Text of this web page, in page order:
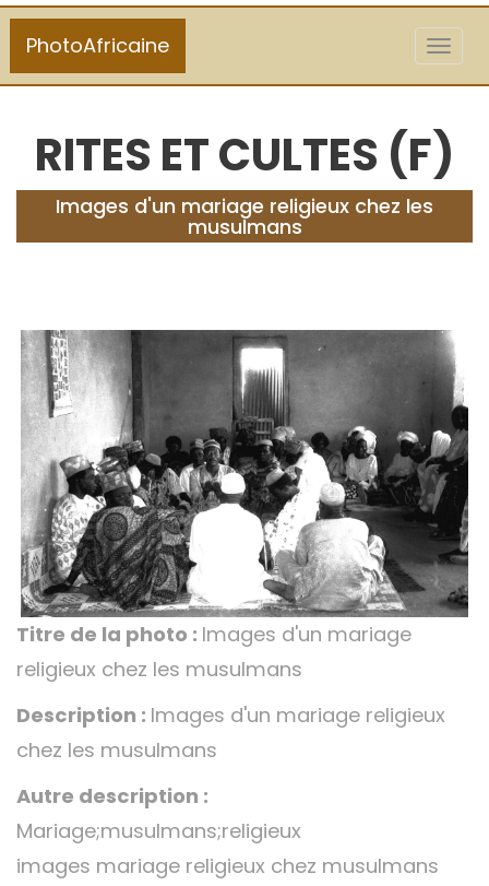
PhotoAfricaine
RITES ET CULTES (F)
Images d'un mariage religieux chez les
musulmans
Titre de la photo : Images d'un mariage
religieux chez les musulmans
Description : Images d'un mariage religieux
chez les musulmans
Autre description :
Mariage;musulmans;religieux
images mariage religieux chez musulmans